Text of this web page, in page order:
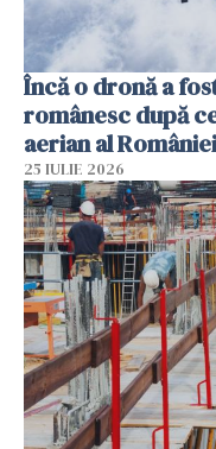
Încă o dronă a
românesc după
aerian al României
25 IULIE 2026